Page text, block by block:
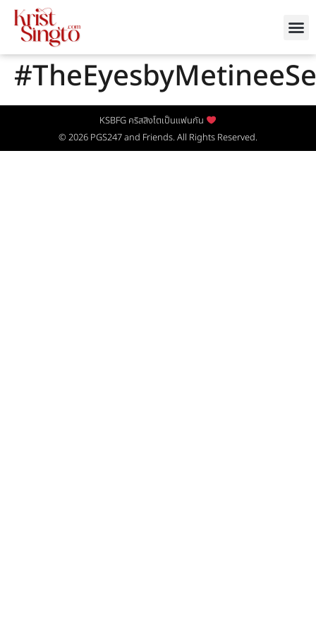
KSBFG คริสสิงโตเป็นแฟนกัน
© 2026 PGS247and Friends. All Rights Reserved.